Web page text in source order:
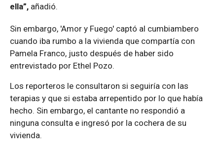
ella”, añadió.
Sin embargo, 'Amor y Fuego' captó al cumbiambero
cuando iba rumbo a la vivienda que compartía con
Pamela Franco, justo después de haber sido
entrevistado por Ethel Pozo.
Los reporteros le consultaron si seguiría con las
terapias y que si estaba arrepentido por lo que había
hecho. Sin embargo, el cantante no respondió a
ninguna consulta e ingresó por la cochera de su
vivienda.